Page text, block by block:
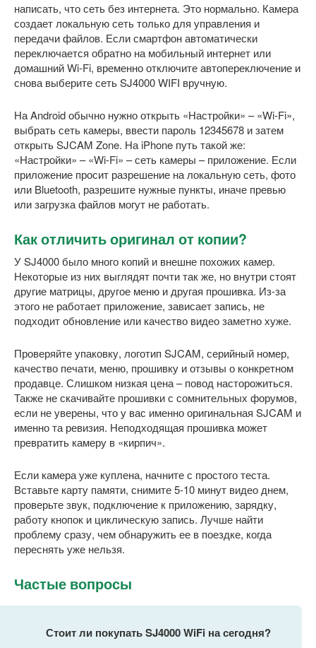
написать, что сеть без интернета. Это нормально. Камера
создает локальную сеть только для управления и
передачи файлов. Если смартфон автоматически
переключается обратно на мобильный интернет или
домашний Wi-Fi, временно отключите автопереключение и
снова выберите сеть SJ4000 WIFI вручную.
На Android обычно нужно открыть «Настройки» – «Wi-Fi»,
выбрать сеть камеры, ввести пароль 12345678 и затем
открыть SJCAM Zone. На iPhone путь такой же:
«Настройки» – «Wi-Fi» – сеть камеры – приложение. Если
приложение просит разрешение на локальную сеть, фото
или Bluetooth, разрешите нужные пункты, иначе превью
или загрузка файлов могут не работать.
Как отличить оригинал от копии?
У SJ4000 было много копий и внешне похожих камер.
Некоторые из них выглядят почти так же, но внутри стоят
другие матрицы, другое меню и другая прошивка. Из-за
этого не работает приложение, зависает запись, не
подходит обновление или качество видео заметно хуже.
Проверяйте упаковку, логотип SJCAM, серийный номер,
качество печати, меню, прошивку и отзывы о конкретном
продавце. Слишком низкая цена – повод насторожиться.
Также не скачивайте прошивки с сомнительных форумов,
если не уверены, что у вас именно оригинальная SJCAM и
именно та ревизия. Неподходящая прошивка может
превратить камеру в «кирпич».
Если камера уже куплена, начните с простого теста.
Вставьте карту памяти, снимите 5-10 минут видео днем,
проверьте звук, подключение к приложению, зарядку,
работу кнопок и циклическую запись. Лучше найти
проблему сразу, чем обнаружить ее в поездке, когда
переснять уже нельзя.
Частые вопросы
Стоит ли покупать SJ4000 WiFi на сегодня?